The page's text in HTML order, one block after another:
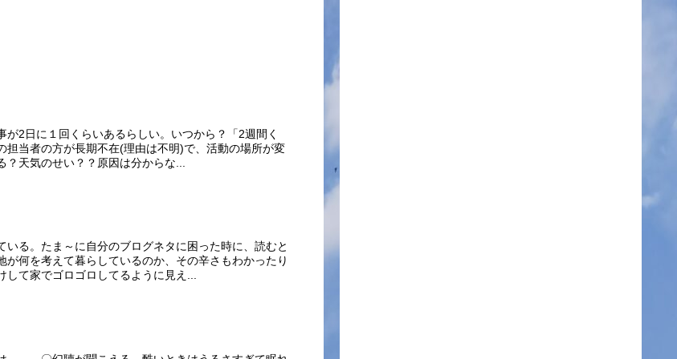
2日に１回くらいあるらしい。いつから？「2週間く
担当者の方が長期不在(理由は不明)で、活動の場所が変
天気のせい？？原因は分からな...
いる。たま～に自分のブログネタに困った時に、読むと
が何を考えて暮らしているのか、その辛さもわかったり
て家でゴロゴロしてるように見え...